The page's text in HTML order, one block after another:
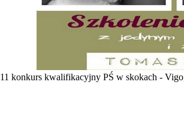
11 konkurs kwalifikacyjny PŚ w skokach -